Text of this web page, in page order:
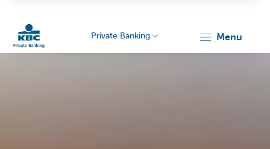
Private Banking menu